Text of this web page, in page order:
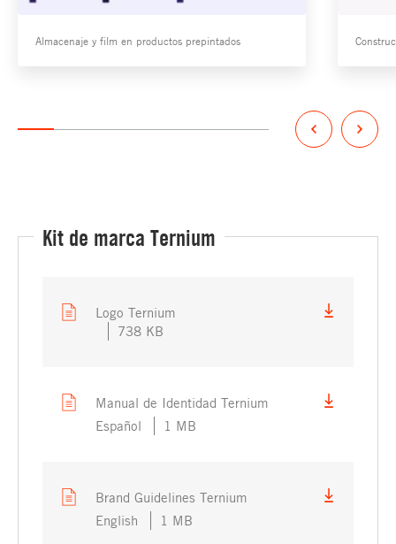
Almacenaje y film en productos prepintados
Kit de marca Ternium
Logo Ternium
738 KB
Manual de Identidad Ternium
Español
1 MB
Brand Guidelines Ternium
English
1 MB